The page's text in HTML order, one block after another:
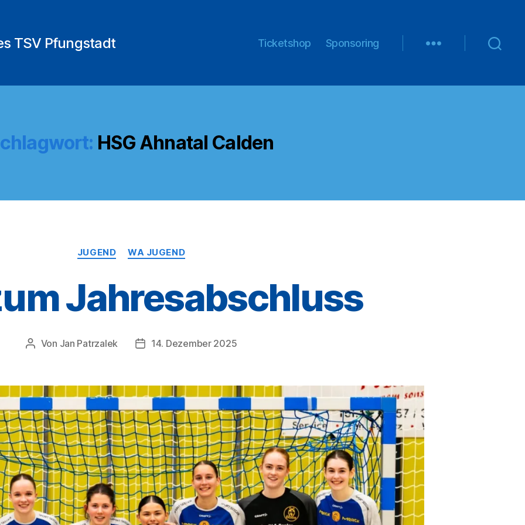
TSV Pfungstadt Ticketshop Sponsoring
HSG Ahnatal Calden
Kategorien
JUGEND WA JUGEND
Jahresabschluss
Beitragsautor
Von Jan Patrzalek Veröffentlichungsdatum
14. Dezember 2025